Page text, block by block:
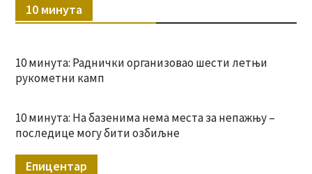
10 минута
10 минута: Раднички организовао шести летњи
рукометни камп
10 минута: На базенима нема места за непажњу –
последице могу бити озбиљне
Епицентар